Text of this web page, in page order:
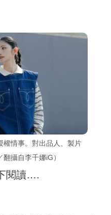
權情事。對出品人、製片
攝自李千娜iG）
閱讀….